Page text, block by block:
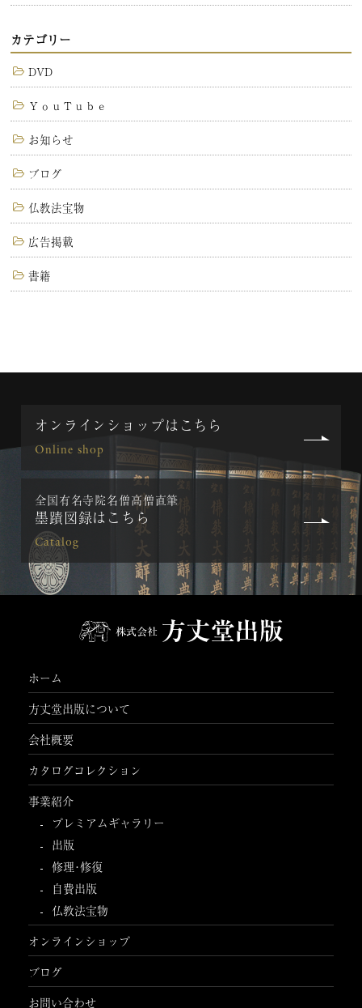
カテゴリー
DVD
ＹｏｕＴｕｂｅ
お知らせ
ブログ
仏教法宝物
広告掲載
書籍
オンラインショップはこちら
Online shop
全国有名寺院名僧高僧直筆
墨蹟図録はこちら
Catalog
ホーム
方丈堂出版について
会社概要
カタログコレクション
事業紹介
プレミアムギャラリー
出版
修理･修復
自費出版
仏教法宝物
オンラインショップ
ブログ
お問い合わせ